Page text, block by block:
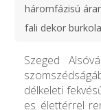
háromfázisú
fali dekor
Szeged
délkeleti
es élettérrel